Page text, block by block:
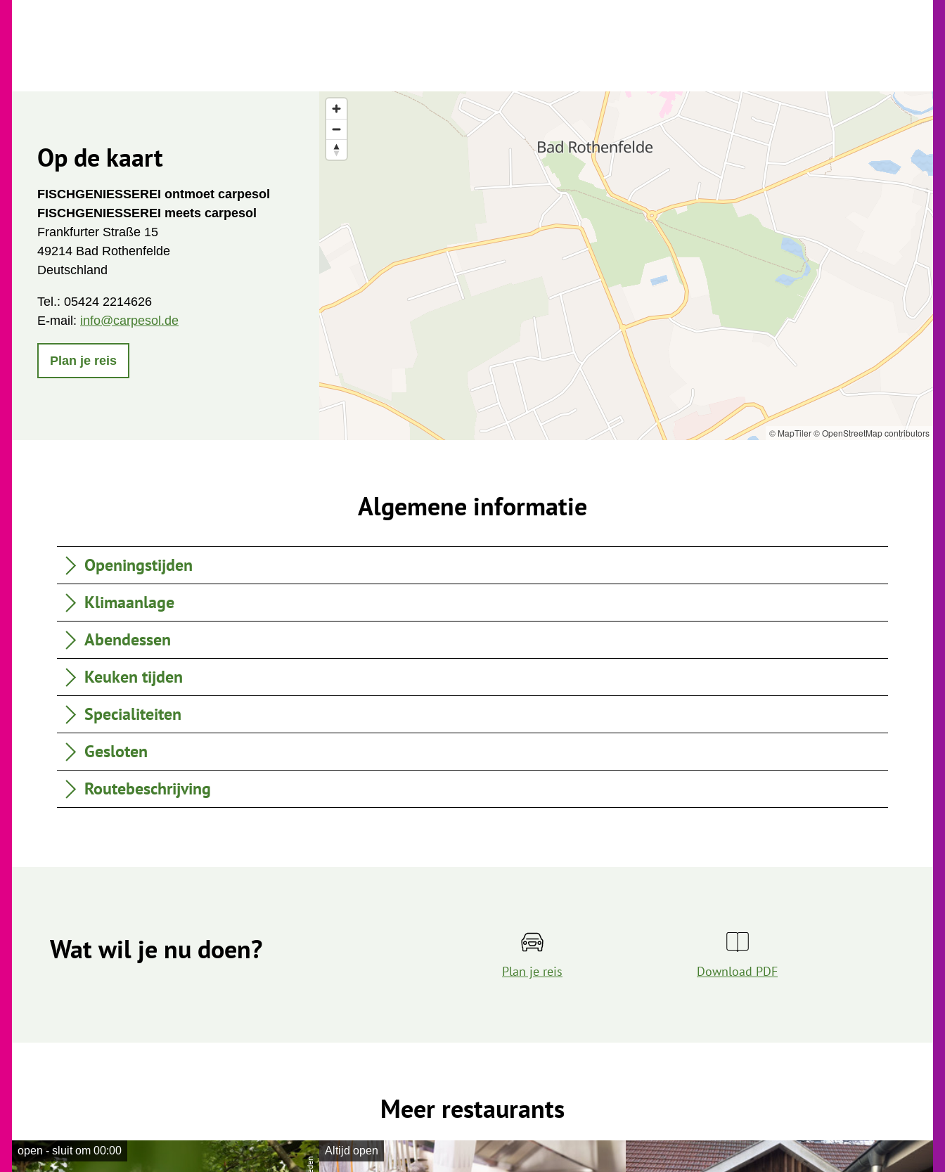
Op de kaart
FISCHGENIESSEREI ontmoet carpesol
FISCHGENIESSEREI meets carpesol
Frankfurter Straße 15
49214 Bad Rothenfelde
Deutschland
Tel.: 05424 2214626
E-mail: info@carpesol.de
Plan je reis
© MapTiler© OpenStreetMap contributors
Algemene informatie
Openingstijden
Klimaanlage
Abendessen
Keuken tijden
Specialiteiten
Gesloten
Routebeschrijving
Wat wil je nu doen?
Plan je reis Download PDF
Meer restaurants
open - sluit om 00:00 Altijd open